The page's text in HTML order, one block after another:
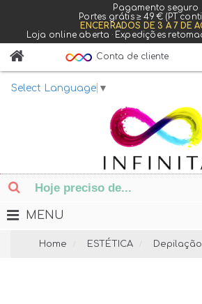
Pagamento seguro
Portes grátis ≥ 49 € (PT
ENCERRADOS DE 3 A 7 DE
Loja online aberta · Expedições
Select Language ▼
Conta de cliente
MENU
Home ESTÉTICA Depilação